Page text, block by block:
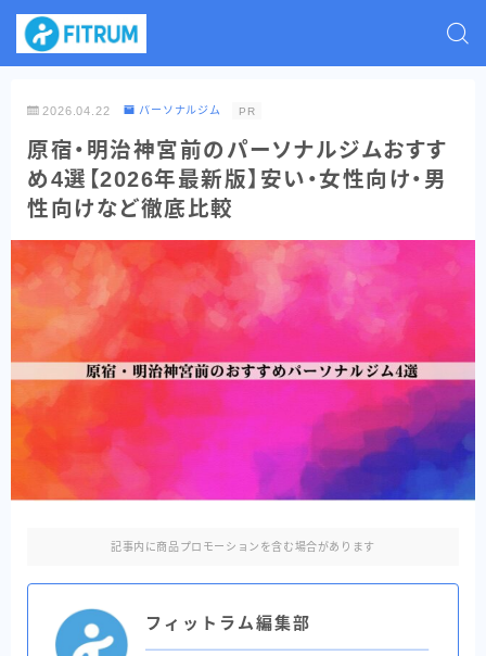
2026.04.22 パーソナルジム PR
原宿・明治神宮前のパーソナルジムおすす
め4選【2026年最新版】安い・女性向け・男
性向けなど徹底比較
記事内に商品プロモーションを含む場合があります
フィットラム編集部